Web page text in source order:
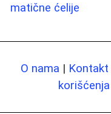
matične ćelije
O nama | Kontakt
korišćenja